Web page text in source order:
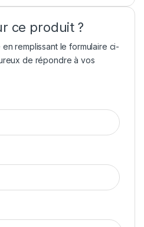
ce produit ?
remplissant le formulaire ci-
de répondre à vos